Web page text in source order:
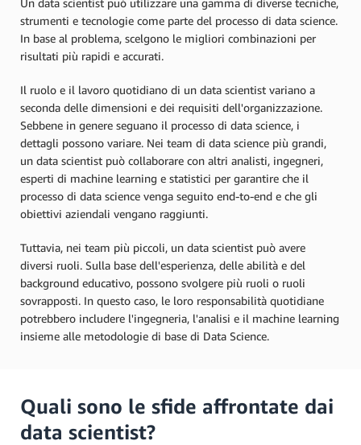
strumenti e tecnologie come parte del processo di data science.
In base al problema, scelgono le migliori combinazioni per
risultati più rapidi e accurati.
Il ruolo e il lavoro quotidiano di un data scientist variano a
seconda delle dimensioni e dei requisiti dell'organizzazione.
Sebbene in genere seguano il processo di data science, i
dettagli possono variare. Nei team di data science più grandi,
un data scientist può collaborare con altri analisti, ingegneri,
esperti di machine learning e statistici per garantire che il
processo di data science venga seguito end-to-end e che gli
obiettivi aziendali vengano raggiunti.
Tuttavia, nei team più piccoli, un data scientist può avere
diversi ruoli. Sulla base dell'esperienza, delle abilità e del
background educativo, possono svolgere più ruoli o ruoli
sovrapposti. In questo caso, le loro responsabilità quotidiane
potrebbero includere l'ingegneria, l'analisi e il machine learning
insieme alle metodologie di base di Data Science.
Quali sono le sfide affrontate dai
data scientist?